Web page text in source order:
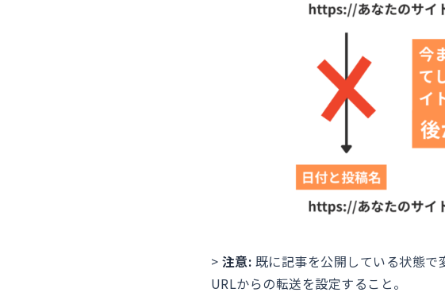
> 注意: 既に記事を公開している状態で
URLからの転送を設定すること。